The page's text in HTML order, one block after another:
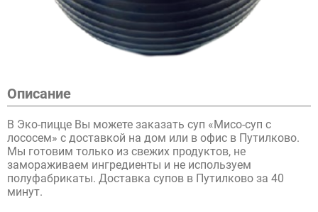
Описание
В Эко-пицце Вы можете заказать суп «Мисо-суп с
лососем» с доставкой на дом или в офис в Путилково.
Мы готовим только из свежих продуктов, не
замораживаем ингредиенты и не используем
полуфабрикаты. Доставка супов в Путилково за 40
минут.